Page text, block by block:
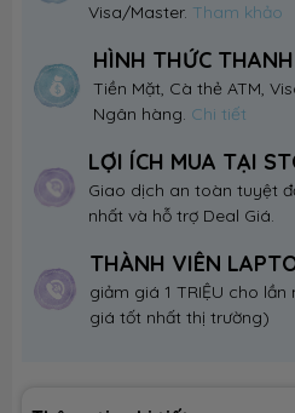
Visa/Master. Tham khảo
HÌNH THỨC
Tiền Mặt, Cà thẻ ATM,
Ngân hàng. Chi tiết
LỢI ÍCH MUA TẠI
Giao dịch an toàn tuyệt
nhất và hỗ trợ Deal Giá.
THÀNH VIÊN
giảm giá 1 TRIỆU cho
giá tốt nhất thị trường)